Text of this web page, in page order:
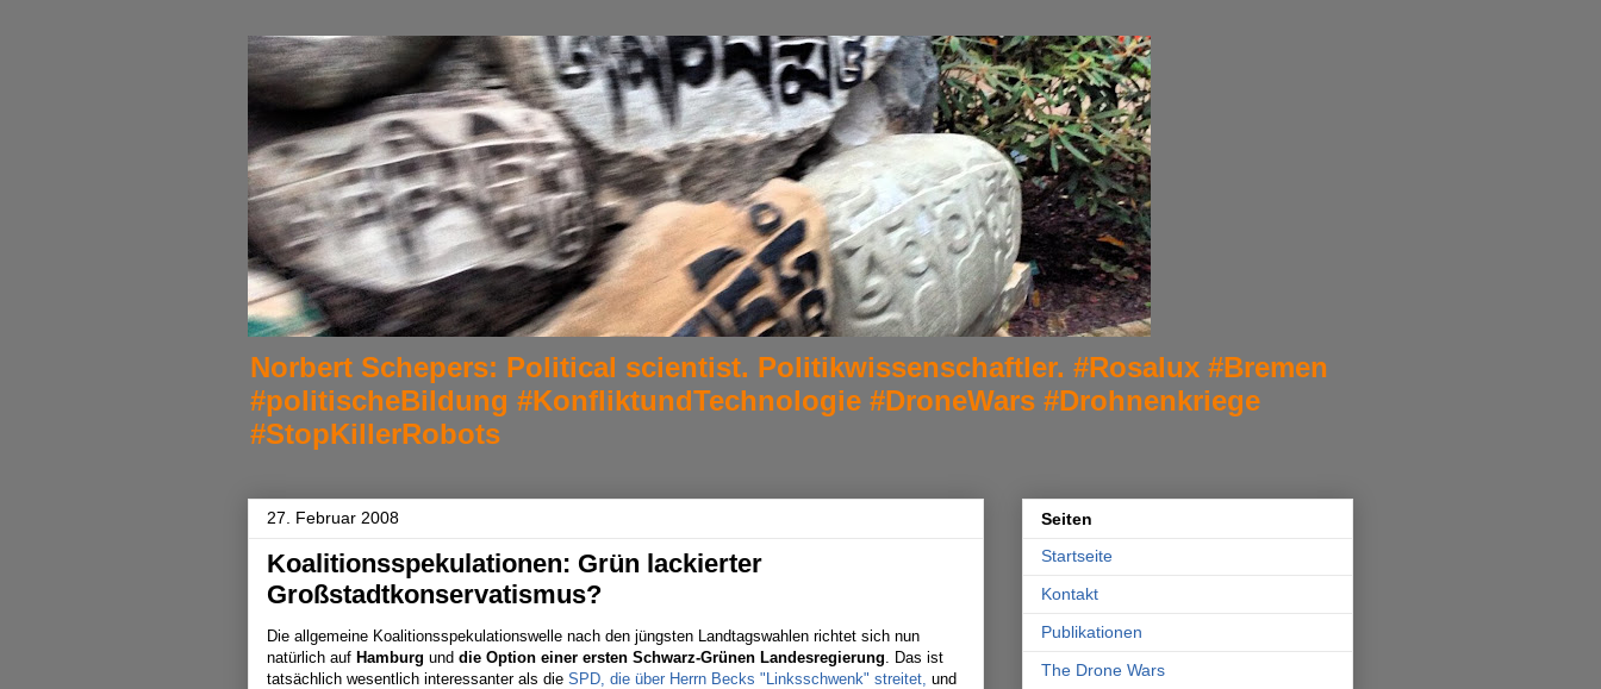
Norbert Schepers: Political scientist. Politikwissenschaftler. #Rosalux #Bremen
#politischeBildung #KonfliktundTechnologie #DroneWars #Drohnenkriege
#StopKillerRobots
27. Februar 2008
Koalitionsspekulationen: Grün lackierter
Großstadtkonservatismus?
Die allgemeine Koalitionsspekulationswelle nach den jüngsten Landtagswahlen richtet sich nun
natürlich auf Hamburg und die Option einer ersten Schwarz-Grünen Landesregierung. Das ist
tatsächlich wesentlich interessanter als die SPD, die über Herrn Becks "Linksschwenk" streitet, und
Seiten
Startseite
Kontakt
Publikationen
The Drone Wars